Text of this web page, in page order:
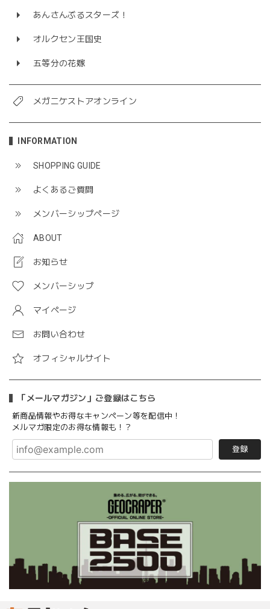
あんさんぶるスターズ！
オルクセン王国史
五等分の花嫁
メガニケストアオンライン
INFORMATION
SHOPPING GUIDE
よくあるご質問
メンバーシップページ
ABOUT
お知らせ
メンバーシップ
マイページ
お問い合わせ
オフィシャルサイト
「メールマガジン」ご登録はこちら
新商品情報やお得なキャンペーン等を配信中！
メルマガ限定のお得な情報も！？
登録